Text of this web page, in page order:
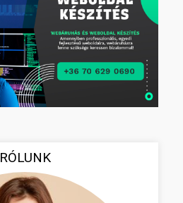
RÓLUNK